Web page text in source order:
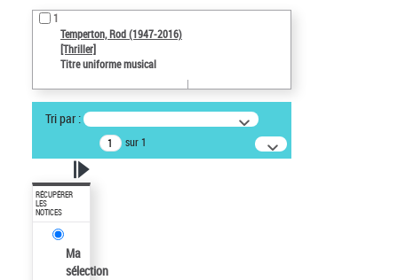
1
Temperton, Rod (1947-2016)
[Thriller]
Titre uniforme musical
Tri par :
sur 1
RÉCUPÉRER
LES
NOTICES
Ma
sélection